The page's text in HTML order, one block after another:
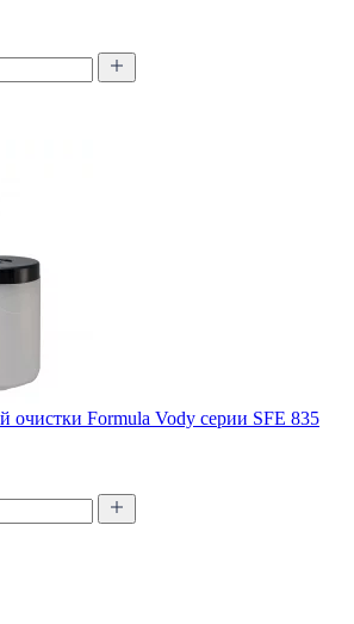
очистки Formula Vody серии SFE 835